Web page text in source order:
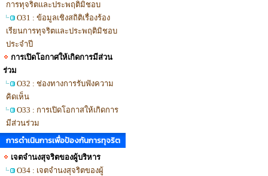
การทุจริตและประพฤติมิชอบ
O31 : ข้อมูลเชิงสถิติเรื่องร้อง
เรียนการทุจริตและประพฤติมิชอบ
ประจำปี
การเปิดโอกาศให้เกิดการมีส่วน
ร่วม
O32 : ช่องทางการรับฟังความ
คิดเห็น
O33 : การเปิดโอกาสให้เกิดการ
มีส่วนร่วม
การดำเนินการเพื่อป้องกันการทุจริต
เจตจำนงสุจริตของผู้บริหาร
O34 : เจตจำนงสุจริตของผู้